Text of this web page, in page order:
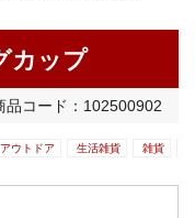
カップ
品コード：102500902
アウトドア 生活雑貨 雑貨